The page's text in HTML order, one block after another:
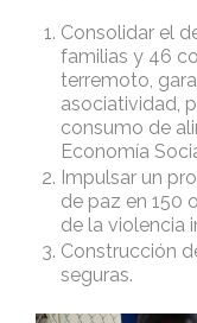
Consolidar el
familias y 46
terremoto,
asociatividad,
consumo de
Economía
Impulsar un
de paz en 150
de la violencia
Construcción
seguras.